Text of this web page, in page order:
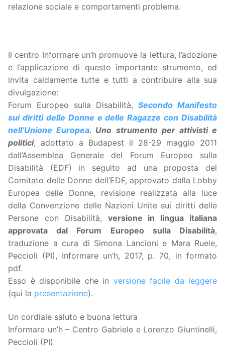
relazione sociale e comportamenti problema.
Il centro Informare un’h promuove la lettura, l’adozione
e l’applicazione di questo importante strumento, ed
invita caldamente tutte e tutti a contribuire alla sua
divulgazione:
Forum Europeo sulla Disabilità, Secondo Manifesto
sui diritti delle Donne e delle Ragazze con Disabilità
nell’Unione Europea. Uno strumento per attivisti e
politici, adottato a Budapest il 28-29 maggio 2011
dall’Assemblea Generale del Forum Europeo sulla
Disabilità (EDF) in seguito ad una proposta del
Comitato delle Donne dell’EDF, approvato dalla Lobby
Europea delle Donne, revisione realizzata alla luce
della Convenzione delle Nazioni Unite sui diritti delle
Persone con Disabilità, versione in lingua italiana
approvata dal Forum Europeo sulla Disabilità,
traduzione a cura di Simona Lancioni e Mara Ruele,
Peccioli (PI), Informare un’h, 2017, p. 70, in formato
pdf.
Esso è disponibile che in versione facile da leggere
(qui la presentazione).
Un cordiale saluto e buona lettura
Informare un’h – Centro Gabriele e Lorenzo Giuntinelli,
Peccioli (PI)